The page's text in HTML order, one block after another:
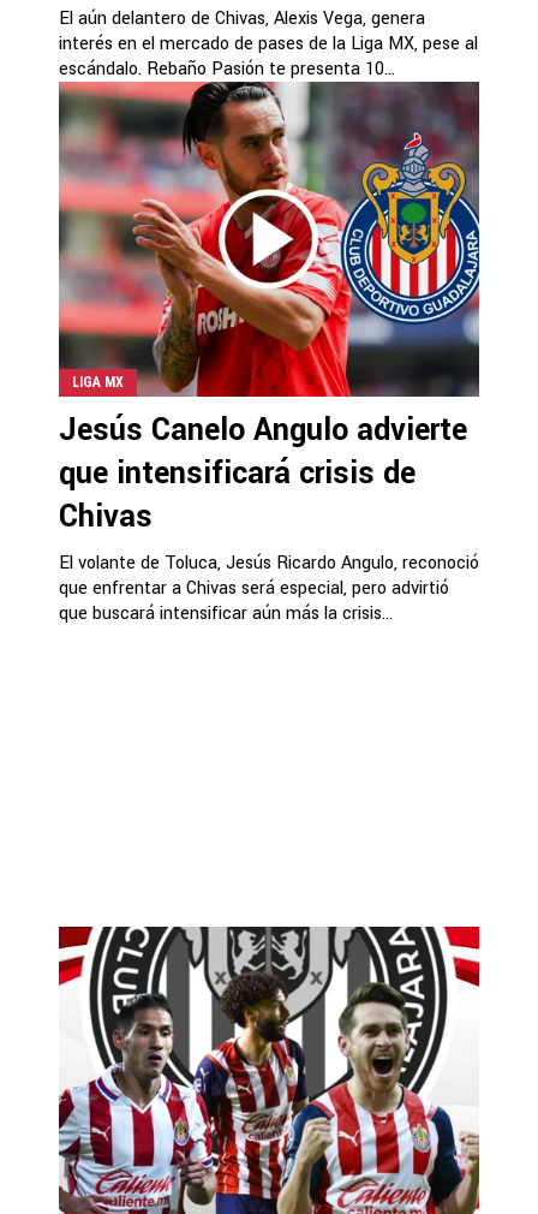
El aún delantero de Chivas, Alexis Vega, genera
interés en el mercado de pases de la Liga MX, pese al
escándalo. Rebaño Pasión te presenta 10...
LIGA MX
Jesús Canelo Angulo advierte
que intensificará crisis de
Chivas
El volante de Toluca, Jesús Ricardo Angulo, reconoció
que enfrentar a Chivas será especial, pero advirtió
que buscará intensificar aún más la crisis...